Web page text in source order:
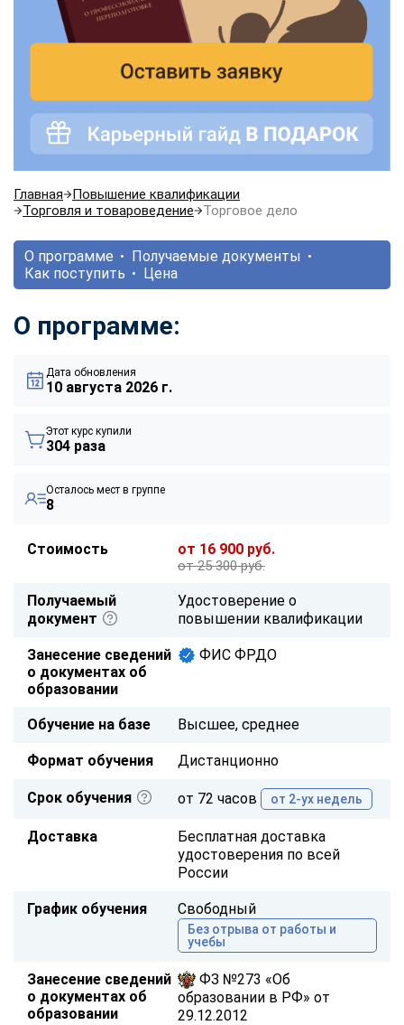
Главная
Повышение квалификации
Торговля и товароведение
Торговое дело
О программе
Получаемые документы
Как поступить
Цена
О программе:
Дата обновления
10 августа 2026 г.
Этот курс купили
304 раза
Осталось мест в группе
8
Стоимость от 16 900 руб.
от 25 300 руб.
Получаемый
документ
Удостоверение о
повышении квалификации
Занесение сведений
о документах об
образовании
ФИС ФРДО
Обучение на базе Высшее, среднее
Формат обучения Дистанционно
Срок обучения от 72 часов от 2-ух недель
Доставка
Бесплатная доставка
удостоверения по всей
России
График обучения Свободный
Без отрыва от работы и
учебы
Занесение сведений
о документах об
образовании
ФЗ №273 «Об
образовании в РФ» от
29.12.2012